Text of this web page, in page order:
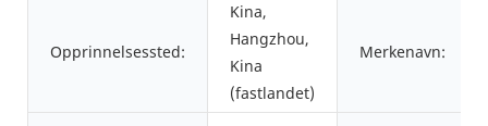
Opprinnelsessted:
Kina,
Hangzhou,
Kina
(fastlandet)
Merkenavn: